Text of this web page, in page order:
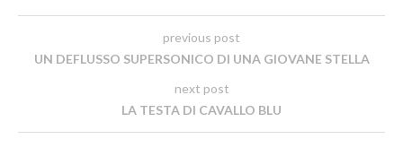
previous post
UN DEFLUSSO SUPERSONICO DI UNA GIOVANE STELLA
next post
LA TESTA DI CAVALLO BLU